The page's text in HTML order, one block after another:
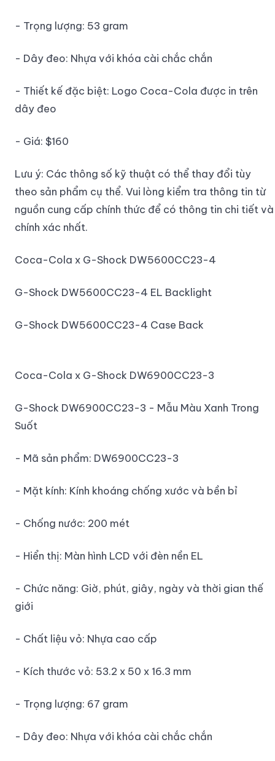
- Trọng lượng: 53 gram
- Dây đeo: Nhựa với khóa cài chắc chắn
- Thiết kế đặc biệt: Logo Coca-Cola được in trên
dây đeo
- Giá: $160
Lưu ý: Các thông số kỹ thuật có thể thay đổi tùy
theo sản phẩm cụ thể. Vui lòng kiểm tra thông tin từ
nguồn cung cấp chính thức để có thông tin chi tiết và
chính xác nhất.
Coca-Cola x G-Shock DW5600CC23-4
G-Shock DW5600CC23-4 EL Backlight
G-Shock DW5600CC23-4 Case Back
Coca-Cola x G-Shock DW6900CC23-3
G-Shock DW6900CC23-3 - Mẫu Màu Xanh Trong
Suốt
- Mã sản phẩm: DW6900CC23-3
- Mặt kính: Kính khoáng chống xước và bền bỉ
- Chống nước: 200 mét
- Hiển thị: Màn hình LCD với đèn nền EL
- Chức năng: Giờ, phút, giây, ngày và thời gian thế
giới
- Chất liệu vỏ: Nhựa cao cấp
- Kích thước vỏ: 53.2 x 50 x 16.3 mm
- Trọng lượng: 67 gram
- Dây đeo: Nhựa với khóa cài chắc chắn